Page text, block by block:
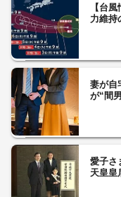
【台
力維
妻が自
が“間
愛子さ
天皇